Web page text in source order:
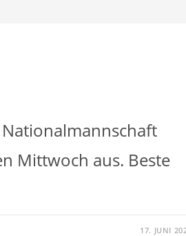
Mittwoch aus. Beste
17. JUNI